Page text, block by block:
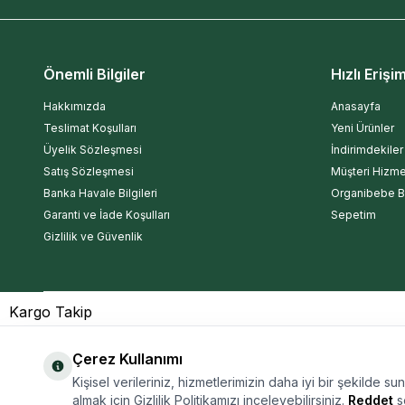
Önemli Bilgiler
Hakkımızda
Teslimat Koşulları
Üyelik Sözleşmesi
Satış Sözleşmesi
Banka Havale Bilgileri
Garanti ve İade Koşulları
Gizlilik ve Güvenlik
Hızlı Erişim
Anasayfa
Yeni Ürünler
İndirimdekiler
Müşteri
Organibebe
Sepetim
Kargo Takip
Çerez Kullanımı
Kişisel verileriniz, hizmetlerimizin daha iyi bir şekilde
almak için Gizlilik Politikamızı inceleyebilirsiniz. Reddet